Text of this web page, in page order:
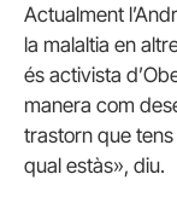
Actualment
la malaltia en
és activista
manera com
trastorn que
qual estàs», diu.